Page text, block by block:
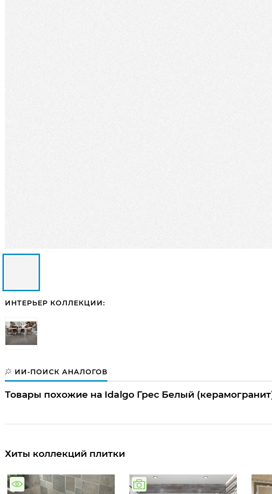
ИНТЕРЬЕР КОЛЛЕКЦИИ:
ИИ-ПОИСК АНАЛОГОВ
Товары похожие на Idalgo Грес Белый
Хиты коллекций плитки